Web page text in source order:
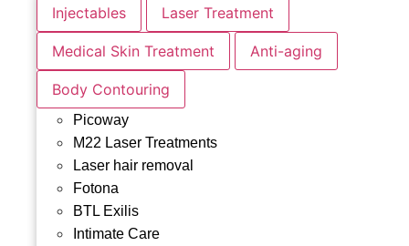
Injectables Laser Treatment
Medical Skin Treatment Anti-aging
Body Contouring
Picoway
M22 Laser Treatments
Laser hair removal
Fotona
BTL Exilis
Intimate Care